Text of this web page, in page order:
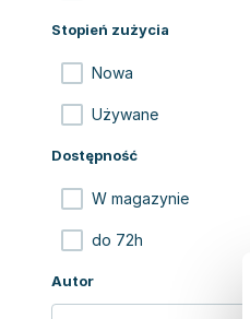
Stopień zużycia
Nowa
Używane
Dostępność
W magazynie
do 72h
Autor